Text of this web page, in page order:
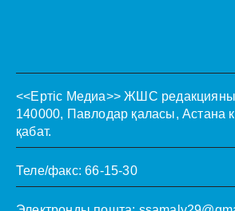
<<Ертіс Медиа>> ЖШС
140000, Павлодар қаласы, Астана
қабат.
Теле/факс: 66-15-30